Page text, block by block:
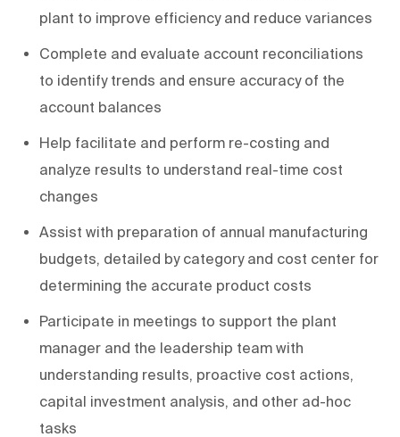
plant to improve efficiency and reduce variances
Complete and evaluate account reconciliations
to identify trends and ensure accuracy of the
account balances
Help facilitate and perform re-costing and
analyze results to understand real-time cost
changes
Assist with preparation of annual manufacturing
budgets, detailed by category and cost center for
determining the accurate product costs
Participate in meetings to support the plant
manager and the leadership team with
understanding results, proactive cost actions,
capital investment analysis, and other ad-hoc
tasks